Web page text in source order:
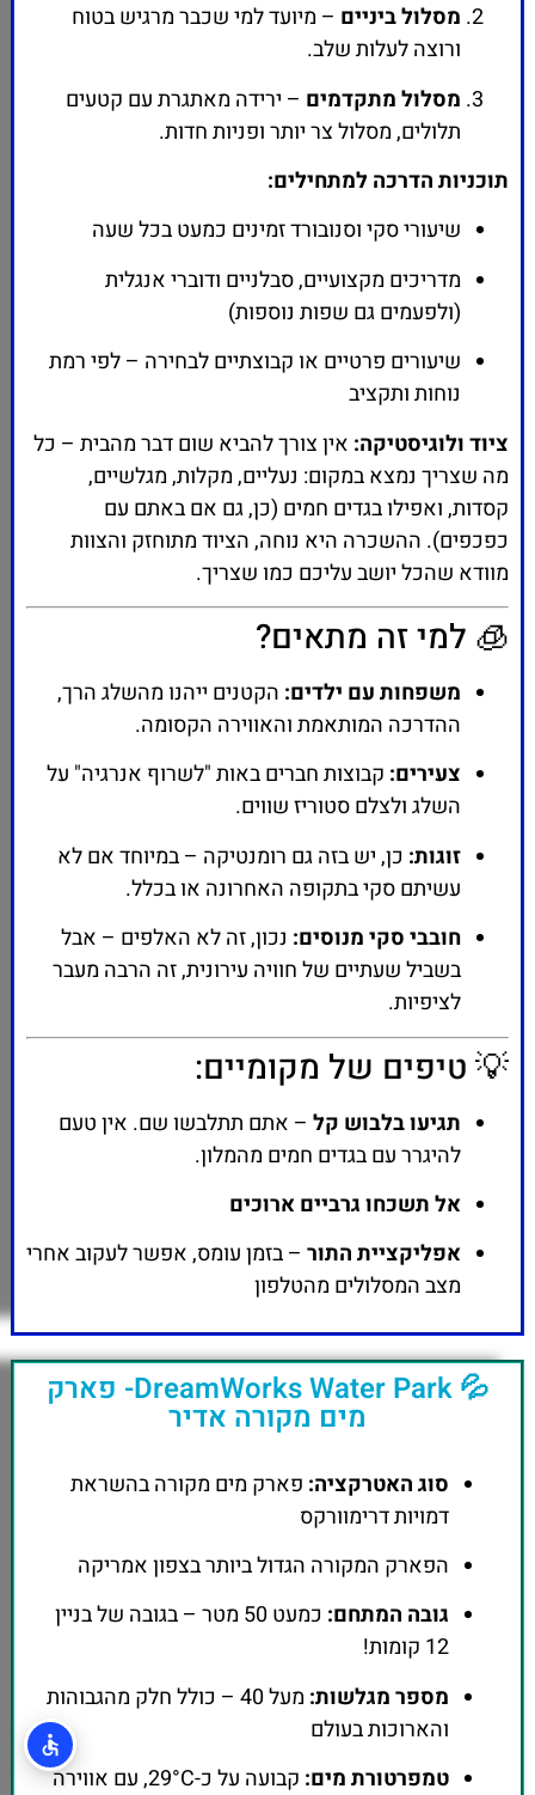
מסלול ביניים – מיועד למי שכבר מרגיש בטוח
ורוצה לעלות שלב.
מסלול מתקדמים – ירידה מאתגרת עם קטעים
תלולים, מסלול צר יותר ופניות חדות.
תוכניות הדרכה למתחילים:
שיעורי סקי וסנובורד זמינים כמעט בכל שעה
מדריכים מקצועיים, סבלניים ודוברי אנגלית
(ולפעמים גם שפות נוספות)
שיעורים פרטיים או קבוצתיים לבחירה – לפי רמת
נוחות ותקציב
ציוד ולוגיסטיקה: אין צורך להביא שום דבר מהבית – כל
מה שצריך נמצא במקום: נעליים, מקלות, מגלשיים,
קסדות, ואפילו בגדים חמים (כן, גם אם באתם עם
כפכפים). ההשכרה היא נוחה, הציוד מתוחזק והצוות
מוודא שהכל יושב עליכם כמו שצריך.
🧊 למי זה מתאים?
משפחות עם ילדים: הקטנים ייהנו מהשלג הרך,
ההדרכה המותאמת והאווירה הקסומה.
צעירים: קבוצות חברים באות "לשרוף אנרגיה" על
השלג ולצלם סטוריז שווים.
זוגות: כן, יש בזה גם רומנטיקה – במיוחד אם לא
עשיתם סקי בתקופה האחרונה או בכלל.
חובבי סקי מנוסים: נכון, זה לא האלפים – אבל
בשביל שעתיים של חוויה עירונית, זה הרבה מעבר
לציפיות.
💡 טיפים של מקומיים:
תגיעו בלבוש קל– אתם תתלבשו שם. אין טעם
להיגרר עם בגדים חמים מהמלון.
אל תשכחו גרביים ארוכים
אפליקציית התור– בזמן עומס, אפשר לעקוב אחרי
מצב המסלולים מהטלפון
💦 DreamWorks Water Park- פארק
מים מקורה אדיר
סוג האטרקציה: פארק מים מקורה בהשראת
דמויות דרימוורקס
הפארק המקורה הגדול ביותר בצפון אמריקה
גובה המתחם:
כמעט 50 מטר – בגובה של בניין
12 קומות!
מספר מגלשות:
מעל 40 – כולל חלק מהגבוהות
והארוכות בעולם
טמפרטורת מים:
קבועה על כ-29°C, עם אווירה